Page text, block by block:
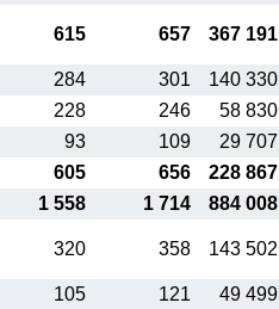
615 657 367 191
284 301 140 330
228 246 58 830
93 109 29 707
605 656 228 867
1 558 1 714 884 008
320 358 143 502
105 121 49 499